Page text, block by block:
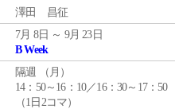
澤田 昌征
7月 8日 ～ 9月 23日
B Week
隔週 （ 月 ）
14：50～16：10／16：30～17：50
（1日2コマ）